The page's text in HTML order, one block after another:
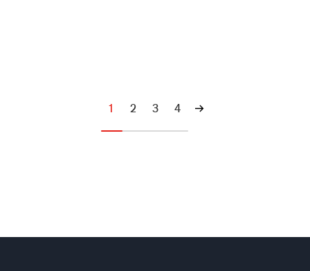
1 2 3 4